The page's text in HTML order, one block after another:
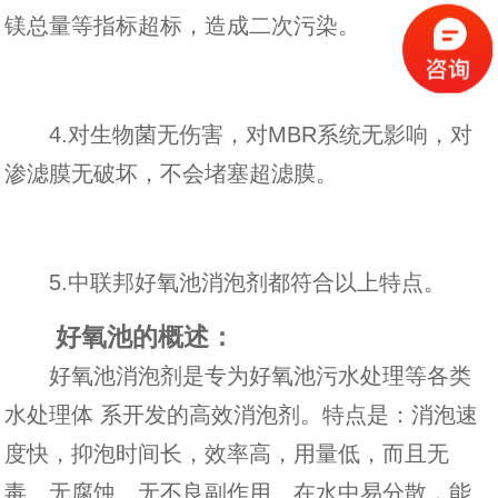
镁总量等指标超标，造成二次污染。
4.对生物菌无伤害，对MBR系统无影响，对
渗滤膜无破坏，不会堵塞超滤膜。
5.中联邦好氧池消泡剂都符合以上特点。
好氧池的概述：
好氧池消泡剂是专为好氧池污水处理等各类
水处理体 系开发的高效消泡剂。特点是：消泡速
度快，抑泡时间长，效率高，用量低，而且无
毒、无腐蚀、无不良副作用。在水中易分散，能